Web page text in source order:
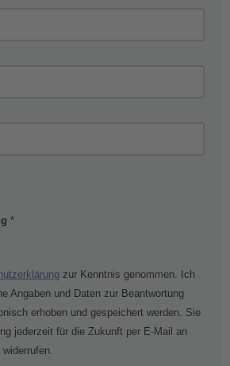
*
zur Kenntnis genommen. Ich
Angaben und Daten zur Beantwortung
erhoben und gespeichert werden. Sie
jederzeit für die Zukunft per E-Mail an
widerrufen.